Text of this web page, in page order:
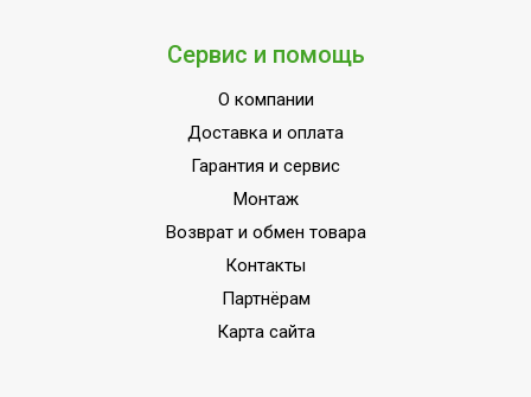
Сервис и помощь
О компании
Доставка и оплата
Гарантия и сервис
Монтаж
Возврат и обмен товара
Контакты
Партнёрам
Карта сайта